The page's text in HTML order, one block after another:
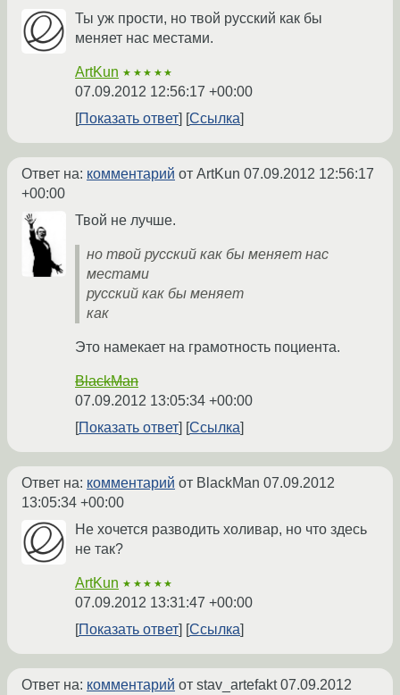
Ты уж прости, но твой русский как бы
меняет нас местами.
ArtKun ★★★★★
07.09.2012 12:56:17 +00:00
Показать ответ
Ссылка
Ответ на: комментарий от ArtKun 07.09.2012 12:56:17
+00:00
Твой не лучше.
но твой русский как бы меняет нас
местами
русский как бы меняет
как
Это намекает на грамотность поциента.
BlackMan
07.09.2012 13:05:34 +00:00
Показать ответ
Ссылка
Ответ на: комментарий от BlackMan 07.09.2012
13:05:34 +00:00
Не хочется разводить холивар, но что здесь
не так?
ArtKun ★★★★★
07.09.2012 13:31:47 +00:00
Показать ответ
Ссылка
Ответ на: комментарий от stav_artefakt07.09.2012